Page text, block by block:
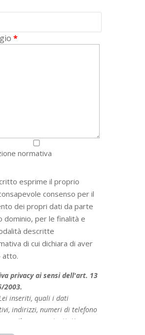
*
normativa
esprime il proprio
consenso per il
dei propri dati da parte
dominio, per le finalità e
descritte
di cui dichiara di aver
atto.
privacy ai sensi dell'art. 13
2003.
inseriti, quali i dati
indirizzi, numeri di telefono
email, saranno trattati
titolare del sito internet,